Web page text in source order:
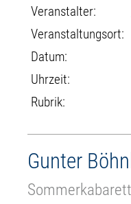
Veranstalter:
Veranstaltungsort:
Datum:
Uhrzeit:
Rubrik:
Gunter
Sommerkabarett